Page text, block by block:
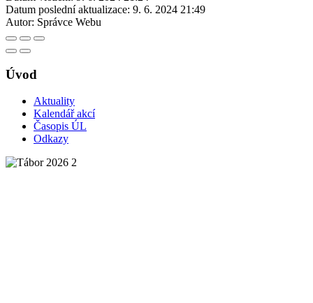
Datum poslední aktualizace: 9. 6. 2024 21:49
Autor: Správce Webu
Úvod
Aktuality
Kalendář akcí
Časopis ÚL
Odkazy